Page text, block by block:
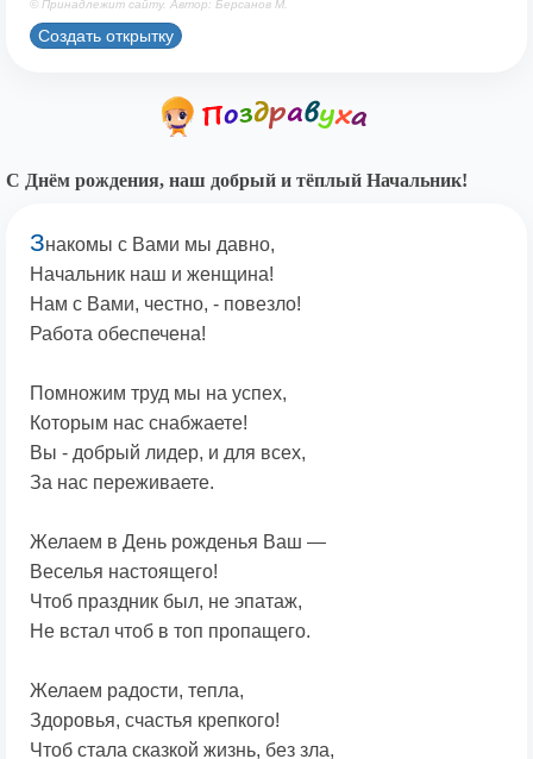
© Принадлежит сайту. Автор: Берсанов М.
Создать открытку
С Днём рождения, наш добрый и тёплый Начальник!
Знакомы с Вами мы давно,
Начальник наш и женщина!
Нам с Вами, честно, - повезло!
Работа обеспечена!
Помножим труд мы на успех,
Которым нас снабжаете!
Вы - добрый лидер, и для всех,
За нас переживаете.
Желаем в День рожденья Ваш —
Веселья настоящего!
Чтоб праздник был, не эпатаж,
Не встал чтоб в топ пропащего.
Желаем радости, тепла,
Здоровья, счастья крепкого!
Чтоб стала сказкой жизнь, без зла,